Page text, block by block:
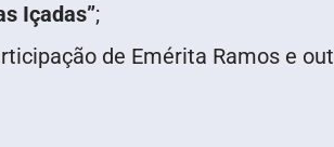
Içadas”;
de Emérita Ramos e